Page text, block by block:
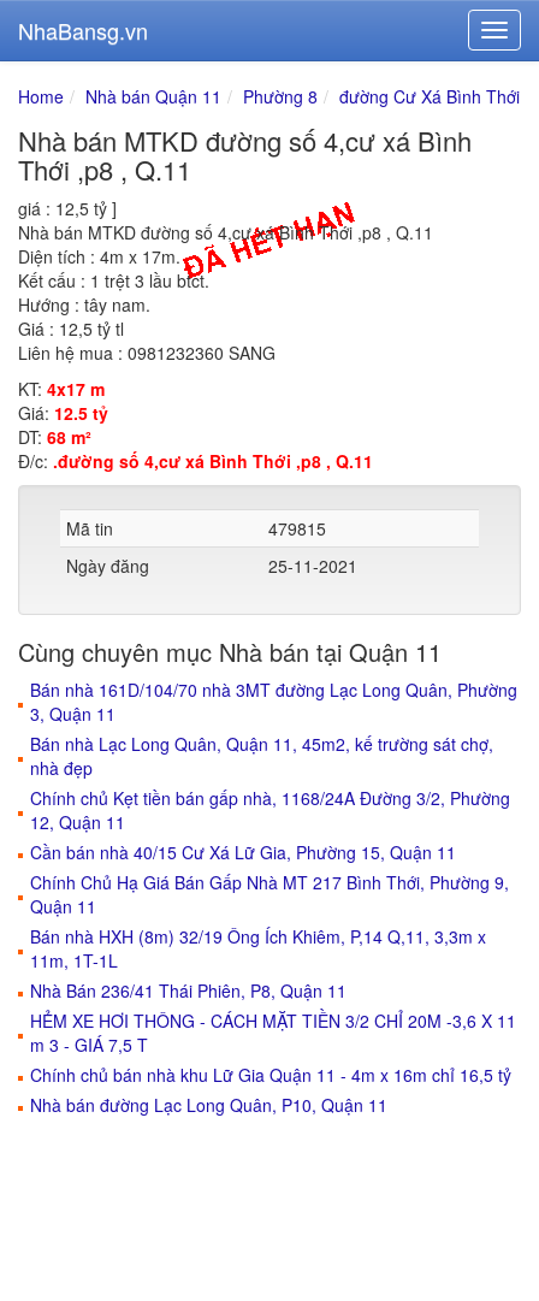
NhaBansg.vn
Home Nhà bán Quận 11 Phường 8 đường Cư Xá Bình Thới
Nhà bán MTKD đường số 4,cư xá Bình
Thới ,p8 , Q.11
giá : 12,5 tỷ ]
Nhà bán MTKD đường số 4,cư xá Bình Thới ,p8 , Q.11
Diện tích : 4m x 17m.
Kết cấu : 1 trệt 3 lầu btct.
Hướng : tây nam.
Giá : 12,5 tỷ tl
Liên hệ mua : 0981232360 SANG
KT: 4x17 m
Giá: 12.5 tỷ
DT: 68 m²
Đ/c: .đường số 4,cư xá Bình Thới ,p8 , Q.11
Mã tin
479815
Ngày đăng
25-11-2021
Cùng chuyên mục Nhà bán tại Quận 11
Bán nhà 161D/104/70 nhà 3MT đường Lạc Long Quân, Phường
3, Quận 11
Bán nhà Lạc Long Quân, Quận 11, 45m2, kế trường sát chợ,
nhà đẹp
Chính chủ Kẹt tiền bán gấp nhà, 1168/24A Đường 3/2, Phường
12, Quận 11
Cần bán nhà 40/15 Cư Xá Lữ Gia, Phường 15, Quận 11
Chính Chủ Hạ Giá Bán Gấp Nhà MT 217 Bình Thới, Phường 9,
Quận 11
Bán nhà HXH (8m) 32/19 Ông Ích Khiêm, P,14 Q,11, 3,3m x
11m, 1T-1L
Nhà Bán 236/41 Thái Phiên, P8, Quận 11
HẺM XE HƠI THÔNG - CÁCH MẶT TIỀN 3/2 CHỈ 20M -3,6 X 11
m 3 - GIÁ 7,5 T
Chính chủ bán nhà khu Lữ Gia Quận 11 - 4m x 16m chỉ 16,5 tỷ
Nhà bán đường Lạc Long Quân, P10, Quận 11